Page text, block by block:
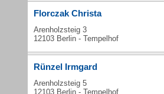
Florczak Christa
Arenholzsteig 3
12103 Berlin - Tempelhof
Rünzel Irmgard
Arenholzsteig 5
12103 Berlin - Tempelhof